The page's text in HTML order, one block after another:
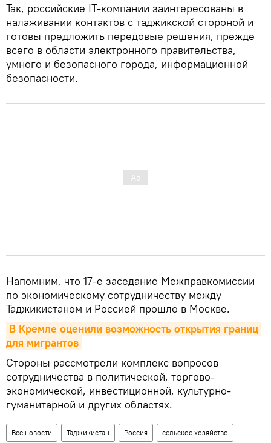
Так, российские IT-компании заинтересованы в
налаживании контактов с таджикской стороной и
готовы предложить передовые решения, прежде
всего в области электронного правительства,
умного и безопасного города, информационной
безопасности.
Напомним, что 17-е заседание Межправкомиссии
по экономическому сотрудничеству между
Таджикистаном и Россией прошло в Москве.
В Кремле оценили возможность открытия границ
для мигрантов
Стороны рассмотрели комплекс вопросов
сотрудничества в политической, торгово-
экономической, инвестиционной, культурно-
гуманитарной и других областях.
Все новости Таджикистан Россия сельское хозяйство